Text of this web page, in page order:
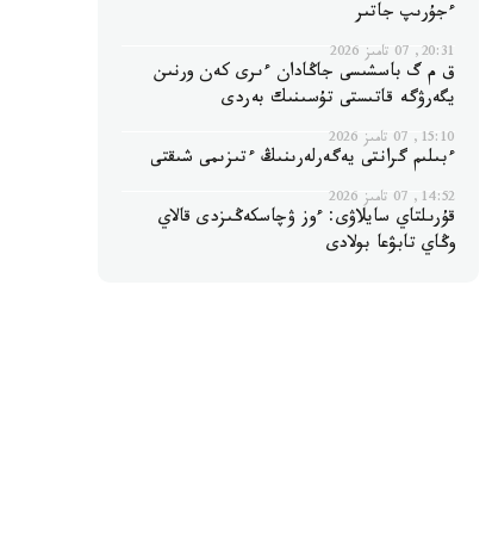
ءجۇرىپ جاتىر
20:31, 07 تامىز 2026
ق م گ باسشىسى جاڭادان ءىرى كەن ورنىن
يگەرۋگە قاتىستى تۇسىنىك بەردى
15:10, 07 تامىز 2026
ءبىلىم گرانتى يەگەرلەرىنىڭ ءتىزىمى شىقتى
14:52, 07 تامىز 2026
قۇرىلتاي سايلاۋى: ءوز ۋچاسكەڭىزدى قالاي
وڭاي تابۋعا بولادى